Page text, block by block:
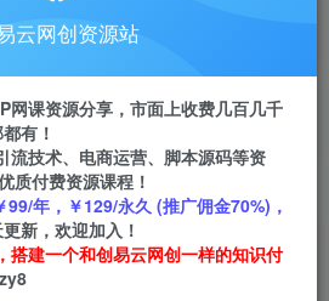
APP下载
GO
正文
点歌助手,自助点歌台礼物点
动无人直播间
云网创资源站
网课资源分享，市面上收费几百几千
有！
流技术、电商运营、脚本源码等资
质付费资源课程！
99/年，￥129/永久 (推广佣金70%)，
新，欢迎加入！
搭建一个和创易云网创一样的知识付